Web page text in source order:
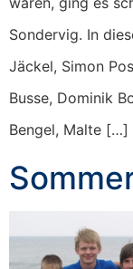
Sondervig. In
Jäckel, Simon
Busse, Dominik
Bengel, Malte […]